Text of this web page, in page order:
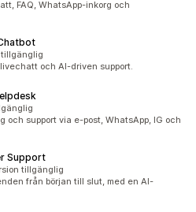
FAQ, WhatsApp-inkorg och
och AI-driven support.
och support via e-post, WhatsApp, IG och
Support
tillgänglig
från början till slut, med en AI-